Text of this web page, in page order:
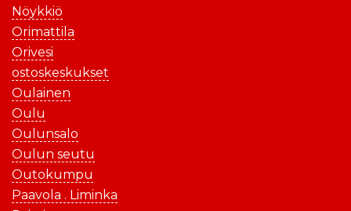
Nöykkiö
Orimattila
Orivesi
ostoskeskukset
Oulainen
Oulu
Oulunsalo
Oulun seutu
Outokumpu
Paavola . Liminka